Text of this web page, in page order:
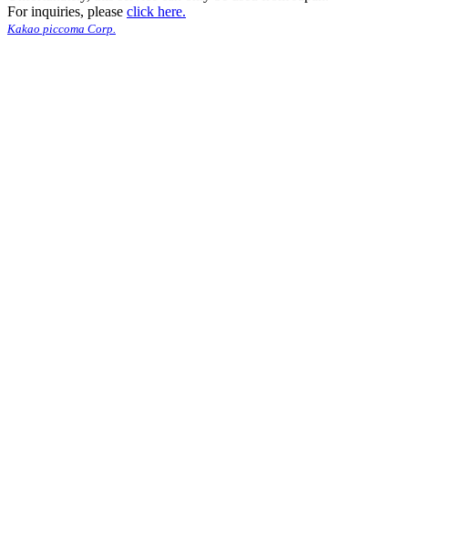
For inquiries, please click here.
Kakao piccoma Corp.